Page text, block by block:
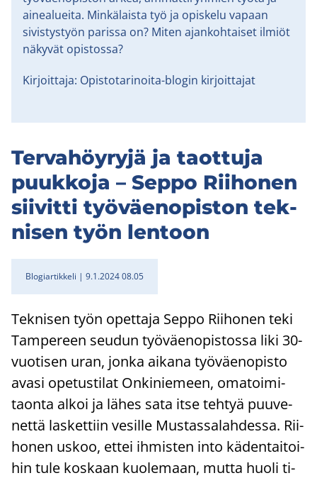
ainealueita. Minkälaista työ ja opiskelu vapaan
sivistystyön parissa on? Miten ajankohtaiset ilmiöt
näkyvät opistossa?
Kirjoittaja: Opistotarinoita-blogin kirjoittajat
Ter­va­höy­ry­jä ja taot­tu­ja
puuk­ko­ja – Seppo Rii­ho­nen
sii­vit­ti työ­väen­opis­ton tek­
ni­sen työn len­toon
Blogiartikkeli 9.1.2024 08.05
Tek­ni­sen työn opet­ta­ja Seppo Rii­ho­nen teki
Tam­pe­reen seu­dun työ­väen­opis­tos­sa liki 30-​
vuotisen uran, jonka ai­ka­na työ­väen­opis­to
avasi ope­tus­ti­lat On­ki­nie­meen, oma­toi­mi­
taon­ta alkoi ja lähes sata itse teh­tyä puu­ve­
net­tä las­ket­tiin ve­sil­le Mus­tas­sa­lah­des­sa. Rii­
ho­nen uskoo, ettei ih­mis­ten into kä­den­tai­toi­
hin tule kos­kaan kuo­le­maan, mutta huoli ti­